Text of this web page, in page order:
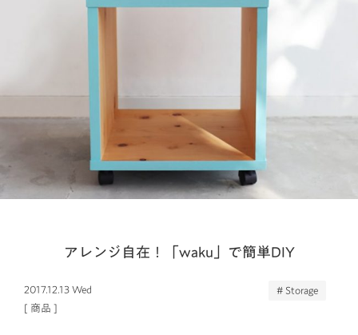
アレンジ自在！「waku」で簡単DIY
2017.12.13 Wed
[ 商品 ]
# Storage